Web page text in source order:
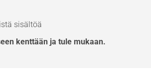
sisältöä
kenttään ja tule mukaan.